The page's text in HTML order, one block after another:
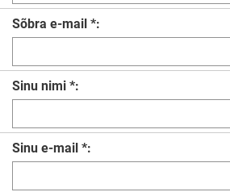
Sõbra e-mail *:
Sinu nimi *:
Sinu e-mail *: